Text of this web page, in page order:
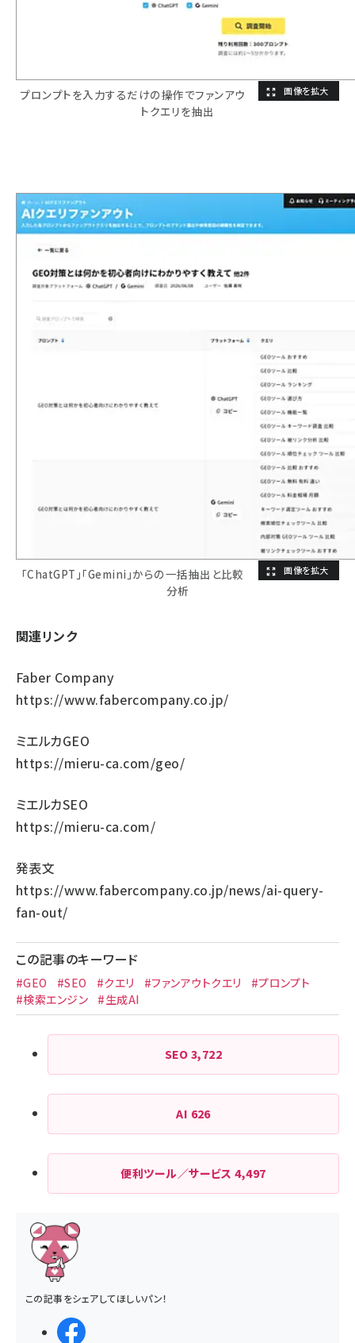
プロンプトを入力するだけの操作でファンアウ
トクエリを抽出
「ChatGPT」「Gemini」からの一括抽出と比較
分析
関連リンク
Faber Company
https://www.fabercompany.co.jp/
ミエルカGEO
https://mieru-ca.com/geo/
ミエルカSEO
https://mieru-ca.com/
発表文
https://www.fabercompany.co.jp/news/ai-query-
fan-out/
この記事のキーワード
#GEO #SEO #クエリ #ファンアウトクエリ
#プロンプト
#検索エンジン
#生成AI
SEO 3,722
AI 626
便利ツール／サービス4,497
この記事をシェアしてほしいパン！